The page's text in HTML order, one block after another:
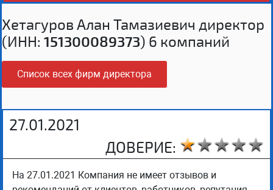
Хетагуров Алан Тамазиевич директор
(ИНН: 151300089373) 6 компаний
Список всех фирм директора
27.01.2021
ДОВЕРИЕ:
На 27.01.2021 Компания не имеет отзывов и